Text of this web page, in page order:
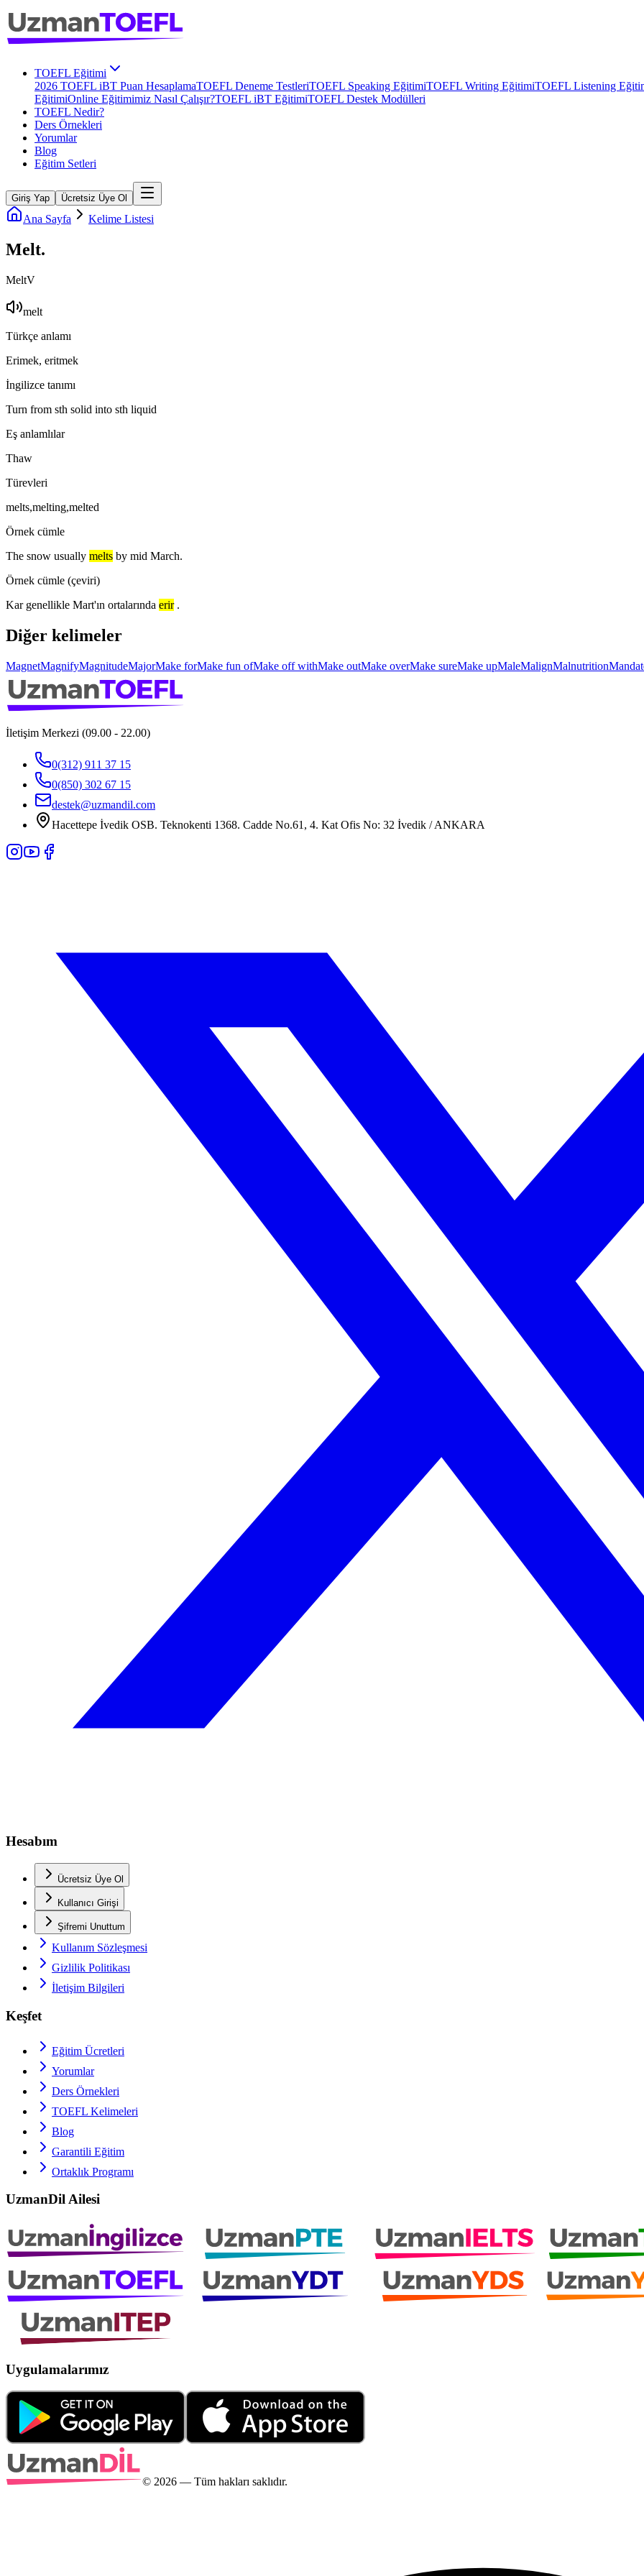
TOEFL Eğitimi
2026 TOEFL iBT Puan HesaplamaTOEFL Deneme TestleriTOEFL Speaking EğitimiTOEFL Writing EğitimiTOEFL Listening
EğitimiOnline Eğitimimiz Nasıl Çalışır?TOEFL iBT EğitimiTOEFL Destek Modülleri
TOEFL Nedir?
Ders Örnekleri
Yorumlar
Blog
Eğitim Setleri
Giriş Yap Ücretsiz Üye Ol
Ana Sayfa Kelime Listesi
Melt.
MeltV
melt
Türkçe anlamı
Erimek, eritmek
İngilizce tanımı
Turn from sth solid into sth liquid
Eş anlamlılar
Thaw
Türevleri
melts,melting,melted
Örnek cümle
The snow usually melts by mid March.
Örnek cümle (çeviri)
Kar genellikle Mart'ın ortalarında erir .
Diğer kelimeler
MagnetMagnifyMagnitudeMajorMake forMake fun ofMake off withMake outMake overMake sureMake upMaleMalignMalnutrition
İletişim Merkezi (09.00 - 22.00)
0(312) 911 37 15
0(850) 302 67 15
destek@uzmandil.com
Hacettepe İvedik OSB. Teknokenti 1368. Cadde No.61, 4. Kat Ofis No: 32 İvedik / ANKARA
Hesabım
Ücretsiz Üye Ol
Kullanıcı Girişi
Şifremi Unuttum
Kullanım Sözleşmesi
Gizlilik Politikası
İletişim Bilgileri
Keşfet
Eğitim Ücretleri
Yorumlar
Ders Örnekleri
TOEFL Kelimeleri
Blog
Garantili Eğitim
Ortaklık Programı
UzmanDil Ailesi
Uygulamalarımız
© 2026 — Tüm hakları saklıdır.